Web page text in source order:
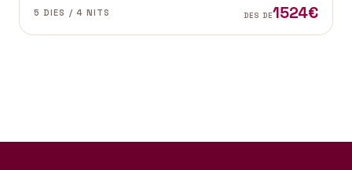
5 DIES / 4 NITS DES DE1524€